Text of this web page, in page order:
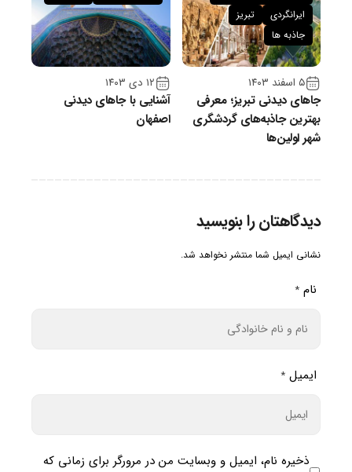
۵ اسفند ۱۴۰۳
جاهای دیدنی تبریز؛ معرفی
بهترین جاذبه‌های گردشگری
شهر اولین‌ها
ایرانگردی
تبریز
جاذبه ها
۱۲ دی ۱۴۰۳
آشنایی با جاهای دیدنی
اصفهان
دیدگاهتان را بنویسید
نشانی ایمیل شما منتشر نخواهد شد.
نام *
ایمیل *
ذخیره نام، ایمیل و وبسایت من در مرورگر برای زمانی که